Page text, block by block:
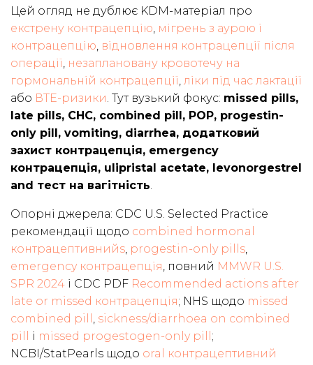
Цей огляд не дублює KDM-матеріал про
екстрену контрацепцію, мігрень з аурою і
контрацепцію, відновлення контрацепції після
операції, незаплановану кровотечу на
гормональній контрацепції, ліки під час лактації
або ВТЕ-ризики. Тут вузький фокус: missed pills,
late pills, CHC, combined pill, POP, progestin-
only pill, vomiting, diarrhea, додатковий
захист контрацепція, emergency
контрацепція, ulipristal acetate, levonorgestrel
and тест на вагітність.
Опорні джерела: CDC U.S. Selected Practice
рекомендації щодо combined hormonal
контрацептивнийs, progestin-only pills,
emergency контрацепція, повний MMWR U.S.
SPR 2024 і CDC PDF Recommended actions after
late or missed контрацепція; NHS щодо missed
combined pill , sickness/diarrhoea on combined
pill
і missed progestogen-only pill ;
NCBI/StatPearls щодо oral контрацептивний